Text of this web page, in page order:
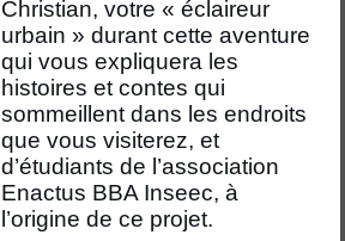
Christian, votre « éclaireur
urbain » durant cette aventure
qui vous expliquera les
histoires et contes qui
sommeillent dans les endroits
que vous visiterez, et
d’étudiants de l’association
Enactus BBA Inseec, à
l’origine de ce projet.